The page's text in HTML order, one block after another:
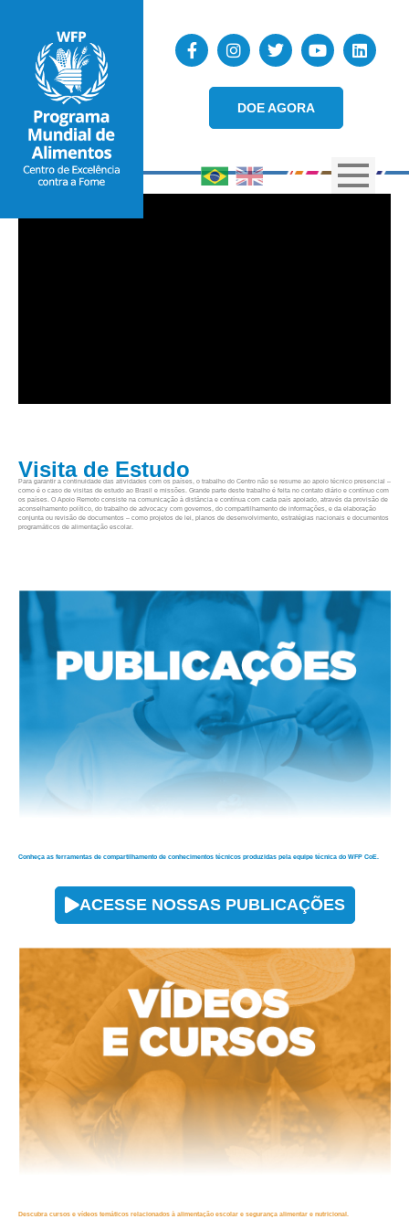
DOE AGORA
Visita de Estudo
Para garantir a continuidade das atividades com os países, o trabalho do Centro não se resume ao apoio técnico presencial –
como é o caso de visitas de estudo ao Brasil e missões. Grande parte deste trabalho é feita no contato diário e contínuo com
os países. O Apoio Remoto consiste na comunicação à distância e contínua com cada país apoiado, através da provisão de
aconselhamento político, do trabalho de advocacy com governos, do compartilhamento de informações, e da elaboração
conjunta ou revisão de documentos – como projetos de lei, planos de desenvolvimento, estratégias nacionais e documentos
programáticos de alimentação escolar.
Conheça as ferramentas de compartilhamento de conhecimentos técnicos produzidas pela equipe técnica do WFP CoE.
ACESSE NOSSAS PUBLICAÇÕES
Descubra cursos e vídeos temáticos relacionados à alimentação escolar e segurança alimentar e nutricional.